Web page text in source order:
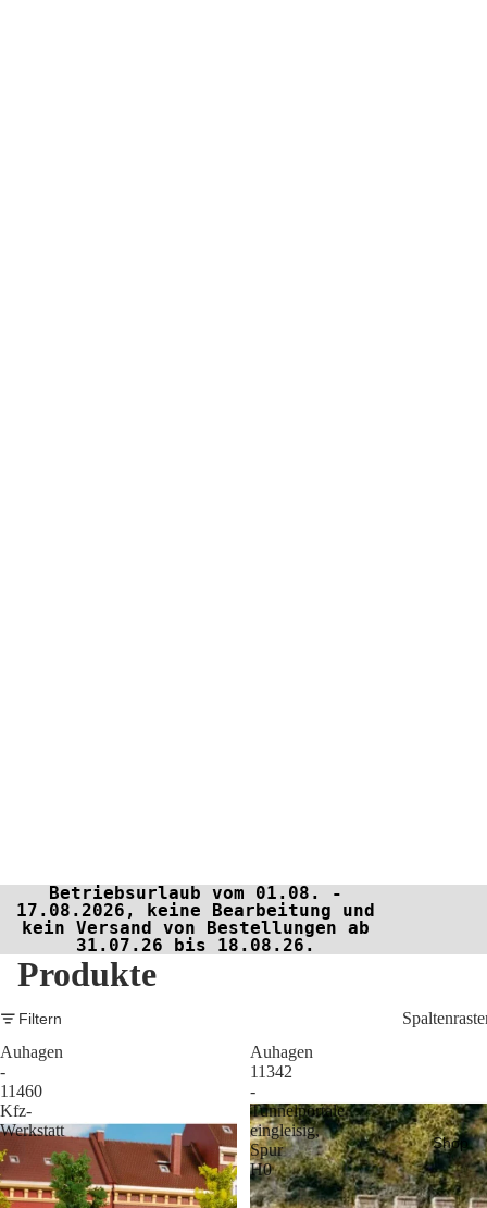
Shop
Betriebsurlaub vom 01.08. -
17.08.2026, keine Bearbeitung und
kein Versand von Bestellungen ab
31.07.26 bis 18.08.26.
Produkte
Filtern
Auhagen
-
11460
Kfz-
Werkstatt
Auhagen
11342
-
Tunnelportale
eingleisig,
Spur
H0